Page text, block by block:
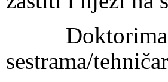
sestrama/